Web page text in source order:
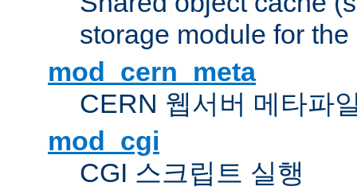
storage module for
mod_cern_meta
CERN 웹서버 메타파
mod_cgi
CGI 스크립트 실행